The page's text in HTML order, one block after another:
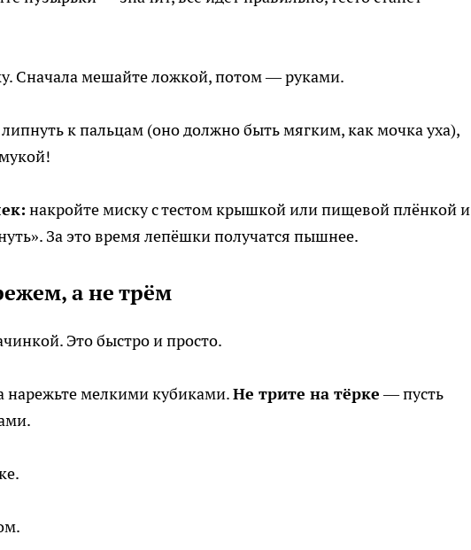
Сначала мешайте ложкой, потом — руками.
липнуть к пальцам (оно должно быть мягким, как мочка уха),
накройте миску с тестом крышкой или пищевой плёнкой и
За это время лепёшки получатся пышнее.
а не трём
Это быстро и просто.
нарежьте мелкими кубиками.Не трите на тёрке— пусть